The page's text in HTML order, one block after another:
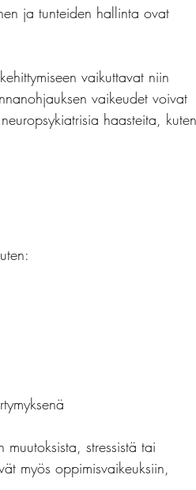
ja tunteiden hallinta ovat
vaikuttavat niin
vaikeudet voivat
haasteita, kuten
stressistä tai
myös oppimisvaikeuksiin,